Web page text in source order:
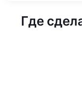
Где